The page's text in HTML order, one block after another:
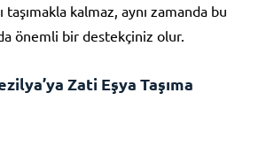
taşımakla kalmaz, aynı zamanda bu
önemli bir destekçiniz olur.
Zati Eşya Taşıma